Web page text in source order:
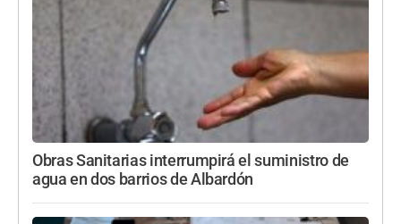
Obras Sanitarias interrumpirá el suministro de
agua en dos barrios de Albardón